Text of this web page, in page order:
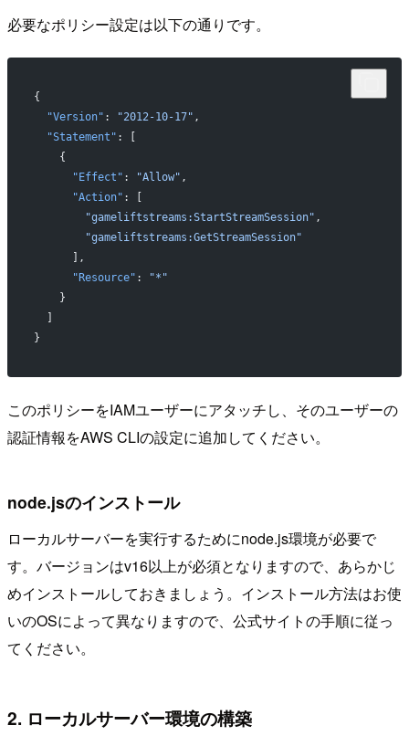
必要なポリシー設定は以下の通りです。
{
  "Version"
: "2012-10-17" ,
  "Statement"
: [
    {
      "Effect"
: "Allow" ,
      "Action"
: [
        "gameliftstreams:StartStreamSession"
,
        "gameliftstreams:GetStreamSession"
      ],
      "Resource"
:
"*"
    }
  ]
}
このポリシーをIAMユーザーにアタッチし、そのユーザーの
認証情報をAWS CLIの設定に追加してください。
node.jsのインストール
ローカルサーバーを実行するためにnode.js環境が必要で
す。バージョンはv16以上が必須となりますので、あらかじ
めインストールしておきましょう。インストール方法はお使
いのOSによって異なりますので、公式サイトの手順に従っ
てください。
2. ローカルサーバー環境の構築